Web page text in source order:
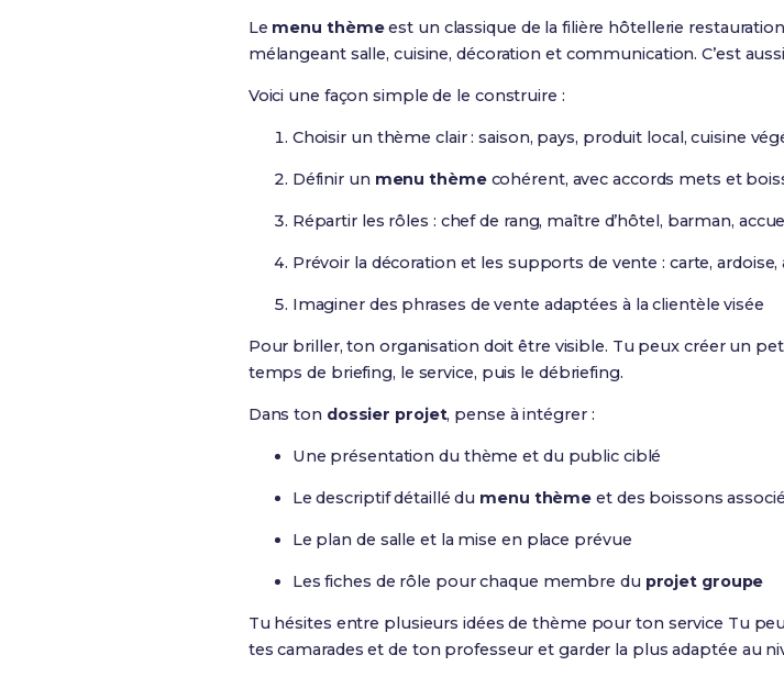
Le menu thèmeest un classique de la filière hôtellerie
mélangeant salle, cuisine, décoration et communication. C’est
Voici une façon simple de le construire :
Choisir un thème clair : saison, pays, produit local, cuisine
Définir un menu thèmecohérent, avec accords mets et
Répartir les rôles : chef de rang, maître d’hôtel, barman,
Prévoir la décoration et les supports de vente : carte, ardoise,
Imaginer des phrases de vente adaptées à la clientèle visée
Pour briller, ton organisation doit être visible. Tu peux créer un
temps de briefing, le service, puis le débriefing.
Dans ton dossier projet, pense à intégrer :
Une présentation du thème et du public ciblé
Le descriptif détaillé du menu thème et des boissons
Le plan de salle et la mise en place prévue
Les fiches de rôle pour chaque membre du projet groupe
Tu hésites entre plusieurs idées de thème pour ton service Tu
tes camarades et de ton professeur et garder la plus adaptée au